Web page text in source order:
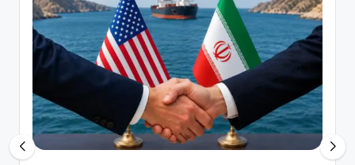
Hubungan
Internasional,
Peneliti
Center
Peace,
Conflict,
and
Democracy